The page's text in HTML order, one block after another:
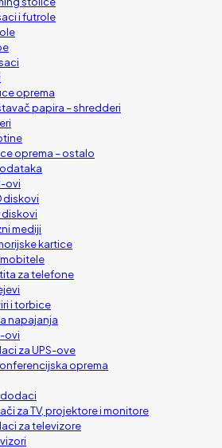
i futrole
oprema
papira – shredderi
oprema – ostalo
ovi
diskovi
diskovi
mediji
kartice
za telefone
i torbice
napajanja
ovi
za UPS-ove
oprema
dodaci
za TV, projektore i monitore
za televizore